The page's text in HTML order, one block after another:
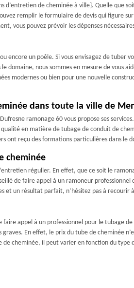
d’entretien de cheminée à ville}. Quelle que
remplir le formulaire de devis qui figure
vous pouvez prévoir les dépenses
encore un poêle. Si vous envisagez de tuber
domaine, nous sommes en mesure de vous
modernes ou bien pour une nouvelle
dans toute la ville de
ramonage 60 vous propose ses
en matière de tubage de conduit de
ont reçu des formations particulières dans le
cheminée
régulier. En effet, que ce soit le
de faire appel à un ramoneur
et un résultat parfait, n’hésitez pas à recourir
appel à un professionnel pour le tubage
En effet, le prix du tube de cheminée
cheminée, il peut varier en fonction du type